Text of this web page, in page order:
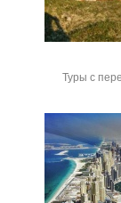
Туры с